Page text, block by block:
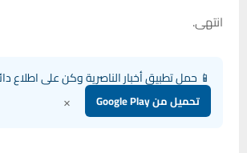
انتهى.
📱 حمل تطبيق أخبار الناصرية وكن على اطلاع
تحميل من Google Play ×